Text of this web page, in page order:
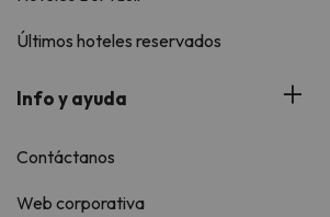
Últimos hoteles reservados
Info y ayuda
Contáctanos
Web corporativa